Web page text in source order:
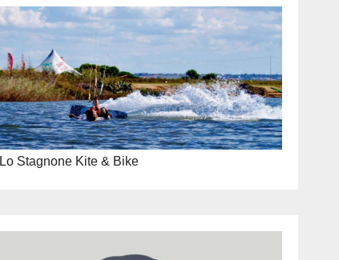
Lo Stagnone Kite & Bike